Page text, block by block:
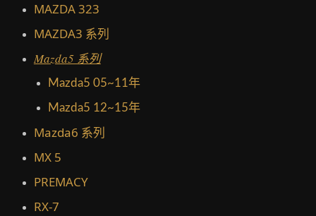
MAZDA 323
MAZDA3 系列
Mazda5 系列
Mazda5 05~11年
Mazda5 12~15年
Mazda6 系列
MX 5
PREMACY
RX-7